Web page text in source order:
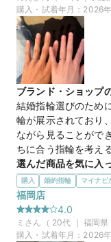
は価格的にとても選
な価格帯で選択できま
ダイヤモンドの品質
すめです。
価格帯 35万円
マイナビ限定 来店特典
この店舗のおすす
WEB来店予約で、マ
ネー＆金券プレゼン
購入・試着年月： 2026
ブランド・ショップ
結婚指輪選びのため
輪が展示されており
ながら見ることがで
ちに合う指輪を考え
選んだ商品を気に入
商品を気に入った理
やすいシンプルさが
には他にはない個性
感じました。二人と
なりました。
購入 婚約指輪 マイナビ
福岡店
4.0
ミ さん（ 20代 ｜ 福岡県
購入・試着年月： 2026